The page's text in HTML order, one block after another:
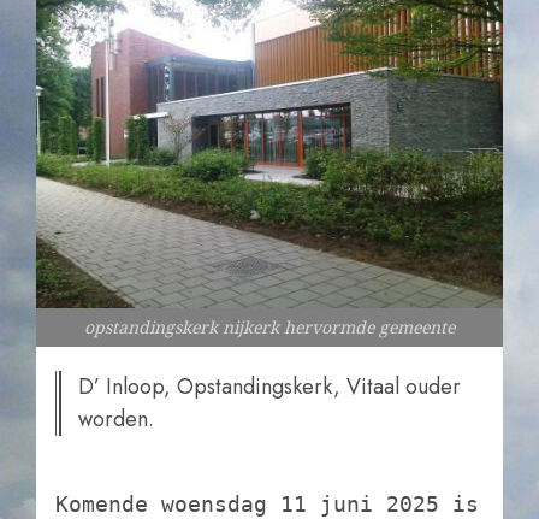
opstandingskerk nijkerk hervormde gemeente
D’ Inloop, Opstandingskerk, Vitaal ouder
worden.
Komende woensdag 11 juni 2025 is